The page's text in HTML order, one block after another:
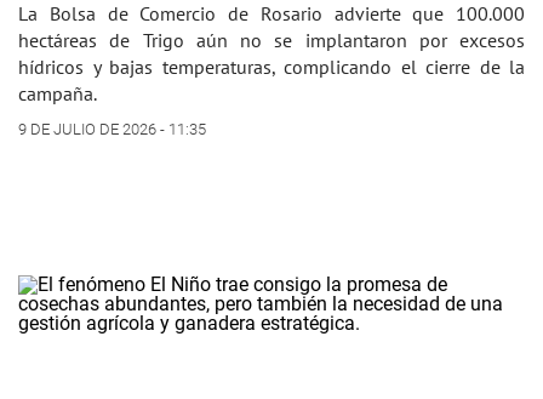
La Bolsa de Comercio de Rosario advierte que 100.000
hectáreas de Trigo aún no se implantaron por excesos
hídricos y bajas temperaturas, complicando el cierre de la
campaña.
9 DE JULIO DE 2026 - 11:35